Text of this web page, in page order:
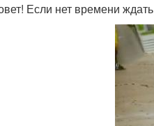
Если нет времени